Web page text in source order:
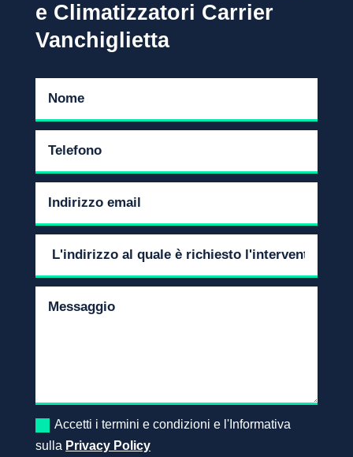
e Climatizzatori Carrier
Vanchiglietta
Accetti i termini e condizioni e l'Informativa
sulla Privacy Policy